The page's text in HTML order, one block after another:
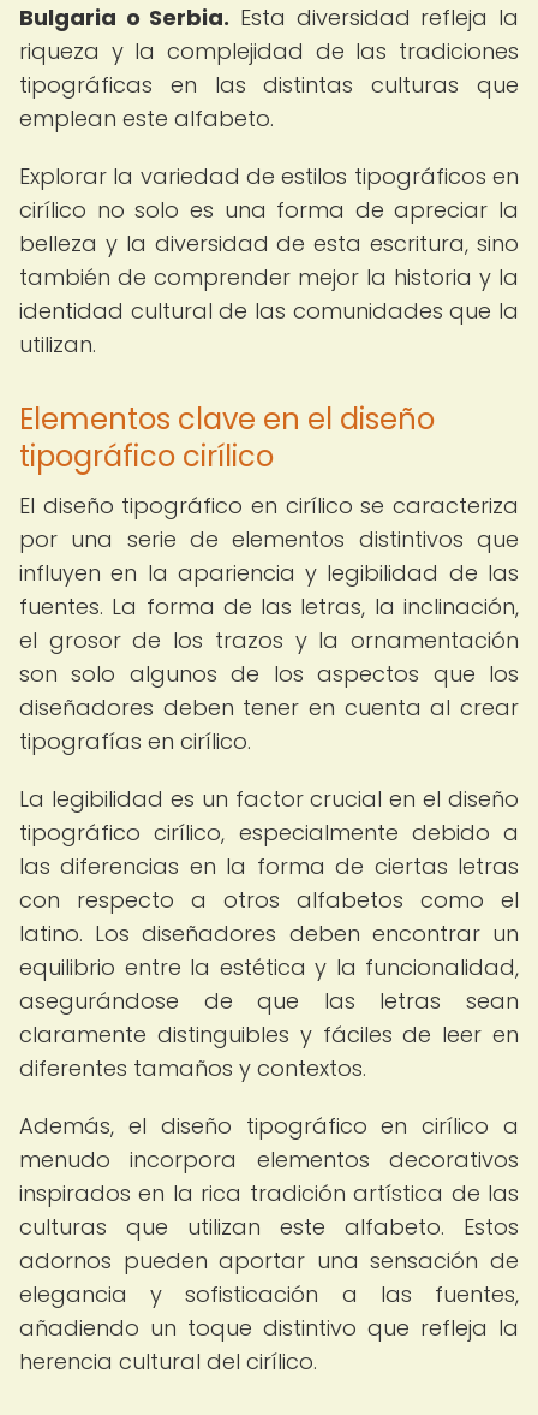
Bulgaria o Serbia. Esta diversidad refleja la
riqueza y la complejidad de las tradiciones
tipográficas en las distintas culturas que
emplean este alfabeto.
Explorar la variedad de estilos tipográficos en
cirílico no solo es una forma de apreciar la
belleza y la diversidad de esta escritura, sino
también de comprender mejor la historia y la
identidad cultural de las comunidades que la
utilizan.
Elementos clave en el diseño
tipográfico cirílico
El diseño tipográfico en cirílico se caracteriza
por una serie de elementos distintivos que
influyen en la apariencia y legibilidad de las
fuentes. La forma de las letras, la inclinación,
el grosor de los trazos y la ornamentación
son solo algunos de los aspectos que los
diseñadores deben tener en cuenta al crear
tipografías en cirílico.
La legibilidad es un factor crucial en el diseño
tipográfico cirílico, especialmente debido a
las diferencias en la forma de ciertas letras
con respecto a otros alfabetos como el
latino. Los diseñadores deben encontrar un
equilibrio entre la estética y la funcionalidad,
asegurándose de que las letras sean
claramente distinguibles y fáciles de leer en
diferentes tamaños y contextos.
Además, el diseño tipográfico en cirílico a
menudo incorpora elementos decorativos
inspirados en la rica tradición artística de las
culturas que utilizan este alfabeto. Estos
adornos pueden aportar una sensación de
elegancia y sofisticación a las fuentes,
añadiendo un toque distintivo que refleja la
herencia cultural del cirílico.